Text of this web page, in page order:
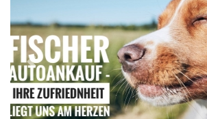
Previous